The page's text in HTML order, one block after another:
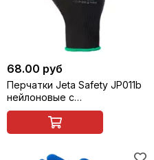
68.00 руб
Перчатки Jeta Safety JP011b
нейлоновые с
полиуретановым покрытием